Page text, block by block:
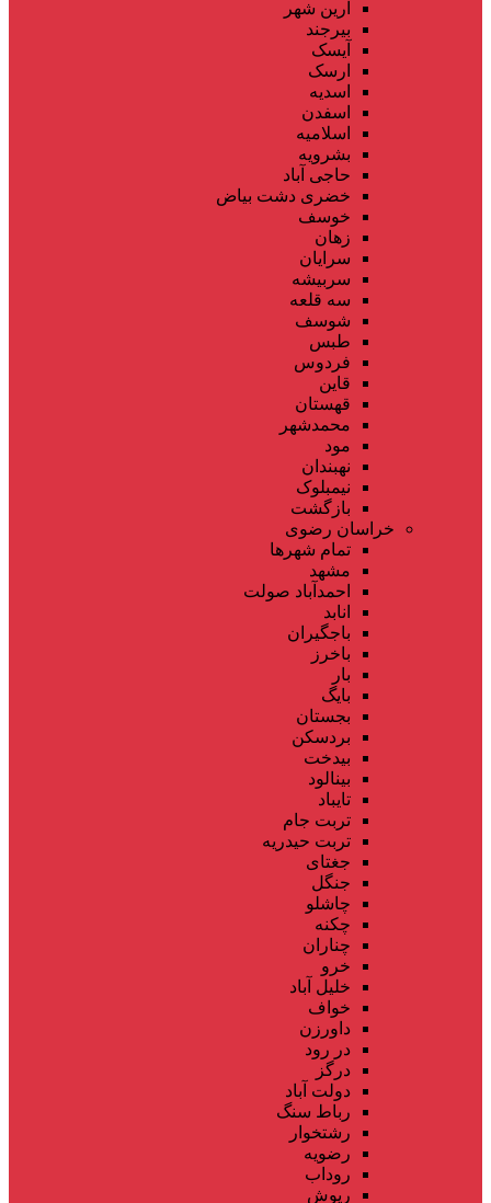
آرین شهر
بیرجند
آیسک
ارسک
اسدیه
اسفدن
اسلامیه
بشرویه
حاجی آباد
خضری دشت بیاض
خوسف
زهان
سرایان
سربیشه
سه قلعه
شوسف
طبس
فردوس
قاین
قهستان
محمدشهر
مود
نهبندان
نیمبلوک
بازگشت
خراسان رضوی
تمام شهر‌ها
مشهد
احمدآباد صولت
انابد
باجگیران
باخرز
بار
بایگ
بجستان
بردسکن
بیدخت
بینالود
تایباد
تربت جام
تربت حیدریه
جغتای
جنگل
چاشلو
چکنه
چناران
خرو
خلیل آباد
خواف
داورزن
در رود
درگز
دولت آباد
رباط سنگ
رشتخوار
رضویه
روداب
ریوش